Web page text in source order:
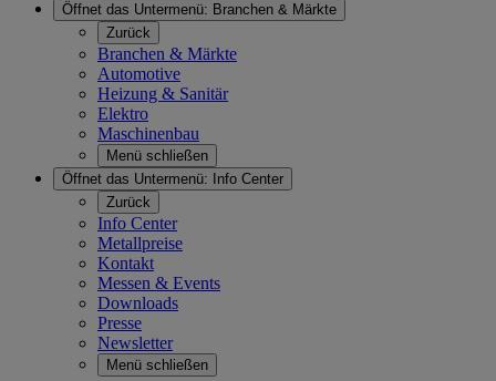
Öffnet das Untermenü: Branchen & Märkte
Zurück
Branchen & Märkte
Automotive
Heizung & Sanitär
Elektro
Maschinenbau
Menü schließen
Öffnet das Untermenü:
Info Center
Zurück
Info Center
Metallpreise
Kontakt
Messen & Events
Downloads
Presse
Newsletter
Menü schließen